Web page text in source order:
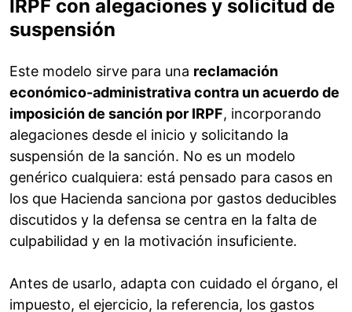
IRPF con alegaciones y solicitud de
suspensión
Este modelo sirve para una reclamación
económico-administrativa contra un acuerdo de
imposición de sanción por IRPF, incorporando
alegaciones desde el inicio y solicitando la
suspensión de la sanción. No es un modelo
genérico cualquiera: está pensado para casos en
los que Hacienda sanciona por gastos deducibles
discutidos y la defensa se centra en la falta de
culpabilidad y en la motivación insuficiente.
Antes de usarlo, adapta con cuidado el órgano, el
impuesto, el ejercicio, la referencia, los gastos